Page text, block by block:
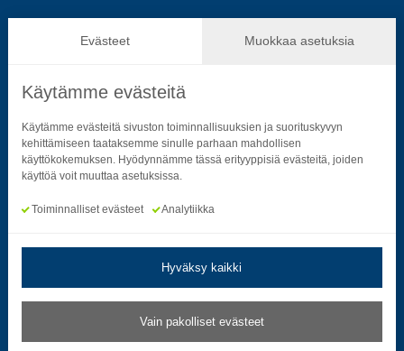
Evästeet Muokkaa asetuksia
Käytämme evästeitä
Käytämme evästeitä sivuston toiminnallisuuksien ja suorituskyvyn
kehittämiseen taataksemme sinulle parhaan mahdollisen
käyttökokemuksen. Hyödynnämme tässä erityyppisiä evästeitä, joiden
käyttöä voit muuttaa asetuksissa.
Toiminnalliset evästeet Analytiikka
Hyväksy kaikki
Vain pakolliset evästeet
Hallinto ja päätöksenteko
Seuraa sosiaalisessa mediassa
Neliön mallinen ikoni, joka kuvastaa f-kirjainta.
Neliön mallinen ikoni, joka kuvastaa f-kirjainta.
Neliön mallinen ikoni, joka kuvastaa
Neliön mallinen ikoni, jonka
Neliön mallinen ikoni,
Neliön mallinen
Tietosuoja- ja rekisteriselosteet|
Saavutettavuusseloste